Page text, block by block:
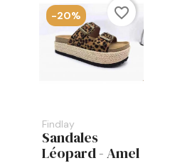
Findlay
Sandales
Léopard - Amel
-20% favorite_border